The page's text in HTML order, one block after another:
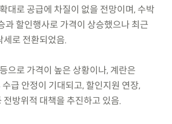
대로 공급에 차질이 없을 전망이며, 수박
과 할인행사로 가격이 상승했으나 최근
세로 전환되었음.
으로 가격이 높은 상황이나, 계란은
급 안정이 기대되고, 할인지원 연장,
방위적 대책을 추진하고 있음.